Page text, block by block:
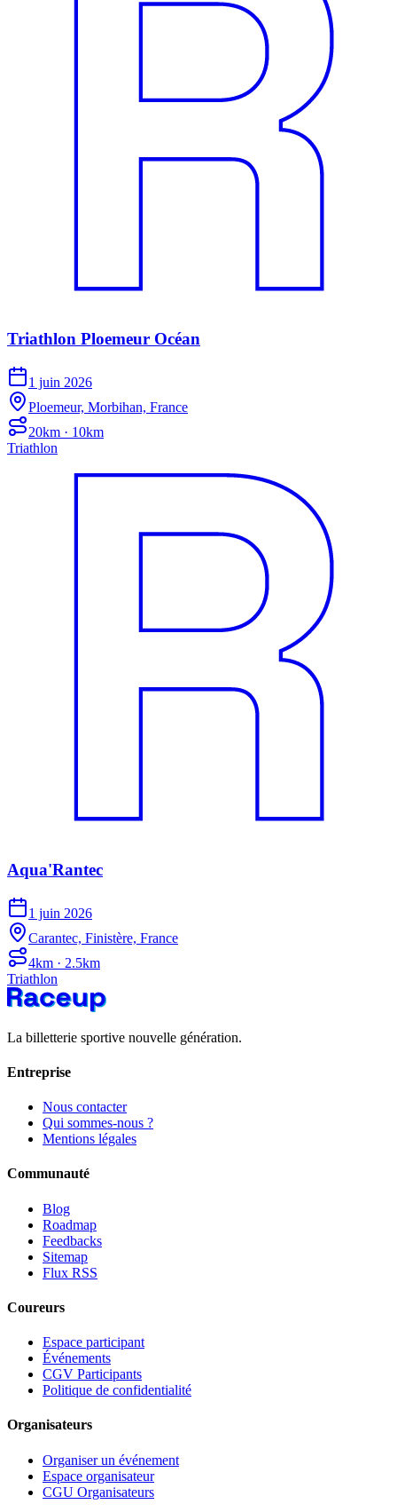
Triathlon Ploemeur Océan
1 juin 2026
Ploemeur, Morbihan, France
20km · 10km
Triathlon
Aqua'Rantec
1 juin 2026
Carantec, Finistère, France
4km · 2.5km
Triathlon
La billetterie sportive nouvelle génération.
Entreprise
Nous contacter
Qui sommes-nous ?
Mentions légales
Communauté
Blog
Roadmap
Feedbacks
Sitemap
Flux RSS
Coureurs
Espace participant
Événements
CGV Participants
Politique de confidentialité
Organisateurs
Organiser un événement
Espace organisateur
CGU Organisateurs